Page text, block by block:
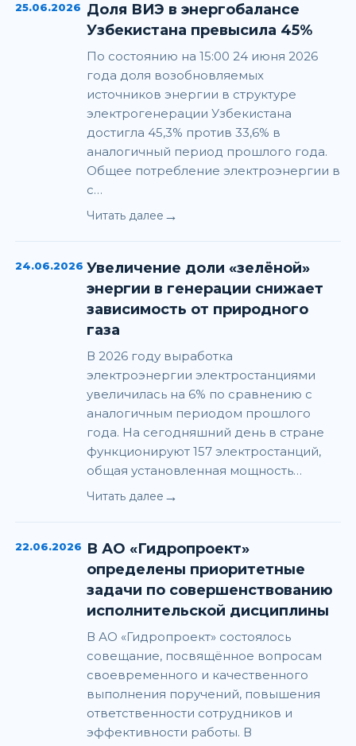
25.06.2026 Доля ВИЭ в энергобалансе
Узбекистана превысила 45%
По состоянию на 15:00 24 июня 2026
года доля возобновляемых
источников энергии в структуре
электрогенерации Узбекистана
достигла 45,3% против 33,6% в
аналогичный период прошлого года.
Общее потребление электроэнергии в
с…
Читать далее →
24.06.2026 Увеличение доли «зелёной»
энергии в генерации снижает
зависимость от природного
газа
В 2026 году выработка
электроэнергии электростанциями
увеличилась на 6% по сравнению с
аналогичным периодом прошлого
года. На сегодняшний день в стране
функционируют 157 электростанций,
общая установленная мощность…
Читать далее →
22.06.2026 В АО «Гидропроект»
определены приоритетные
задачи по совершенствованию
исполнительской дисциплины
В АО «Гидропроект» состоялось
совещание, посвящённое вопросам
своевременного и качественного
выполнения поручений, повышения
ответственности сотрудников и
эффективности работы. В